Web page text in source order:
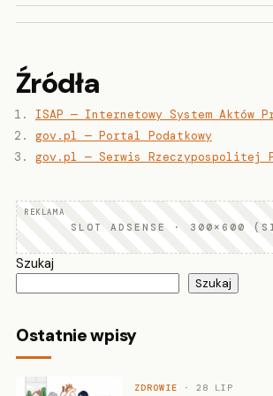
Źródła
ISAP — Internetowy System Aktów
gov.pl — Portal Podatkowy
gov.pl — Serwis Rzeczypospolitej
SLOT ADSENSE · 300×600
Szukaj
Szukaj
Ostatnie wpisy
ZDROWIE · 28 LIP